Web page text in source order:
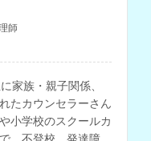
師
家族・親子関係、
たカウンセラーさん
小学校のスクールカ